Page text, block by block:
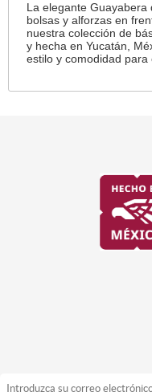
La elegante
bolsas y alforzas en
nuestra colección de
y hecha en Yucatán,
estilo y comodidad para